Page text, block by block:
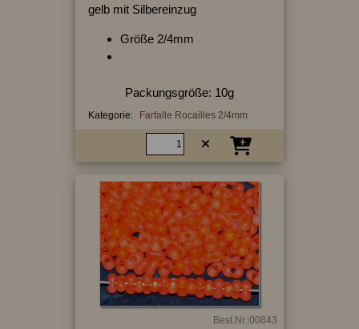
gelb mit Silbereinzug
Größe 2/4mm
Packungsgröße: 10g
Kategorie: Farfalle Rocailles 2/4mm
Best.Nr.:00843